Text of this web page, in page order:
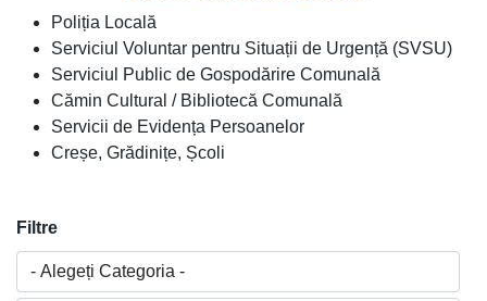
Poliția Locală
Serviciul Voluntar pentru Situații de Urgență (SVSU)
Serviciul Public de Gospodărire Comunală
Cămin Cultural / Bibliotecă Comunală
Servicii de Evidența Persoanelor
Creșe, Grădinițe, Școli
Filtre